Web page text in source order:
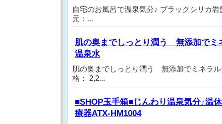
自宅のお風呂で温泉気分♪ ブラックシリカ
元：...
肌の奥までしっとり潤う 無添加で
温泉水
肌の奥までしっとり潤う 無添加でミネラ
格： 2,2...
■SHOP玉手箱■じんわり温泉気分♪温
療器ATX-HM1004